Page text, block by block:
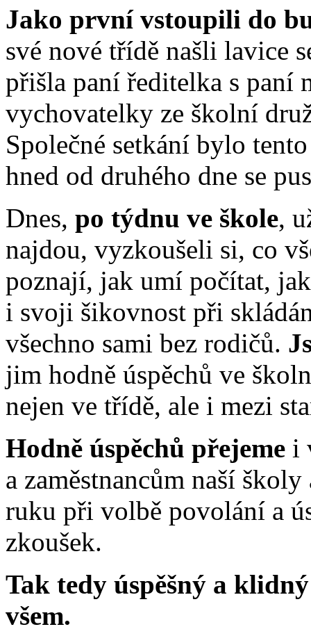
Jako první vstoupili do
své nové třídě našli lavice
přišla paní ředitelka s paní
vychovatelky ze školní
Společné setkání bylo
hned od druhého dne se
Dnes, po týdnu ve škole,
najdou, vyzkoušeli si, co
poznají, jak umí počítat,
i svoji šikovnost při
všechno sami bez rodičů.
jim hodně úspěchů ve
nejen ve třídě, ale i mezi
Hodně úspěchů přejeme i
a zaměstnancům naší
ruku při volbě povolání a
zkoušek.
Tak tedy úspěšný a
všem.